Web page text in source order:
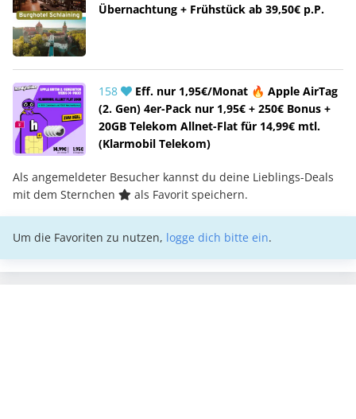
Übernachtung + Frühstück ab 39,50€ p.P.
158
Eff. nur 1,95€/Monat 🔥 Apple AirTag
(2. Gen) 4er-Pack nur 1,95€ + 250€ Bonus +
20GB Telekom Allnet-Flat für 14,99€ mtl.
(Klarmobil Telekom)
Als angemeldeter Besucher kannst du deine Lieblings-Deals
mit dem Sternchen
als Favorit speichern.
Um die Favoriten zu nutzen, logge dich bitte ein.